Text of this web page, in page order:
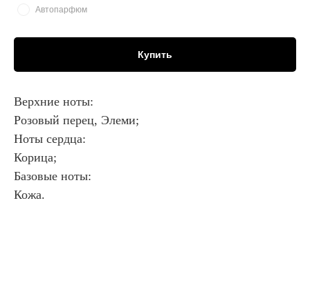
Автопарфюм
Купить
Верхние ноты:
Розовый перец, Элеми;
Ноты сердца:
Корица;
Базовые ноты:
Кожа.